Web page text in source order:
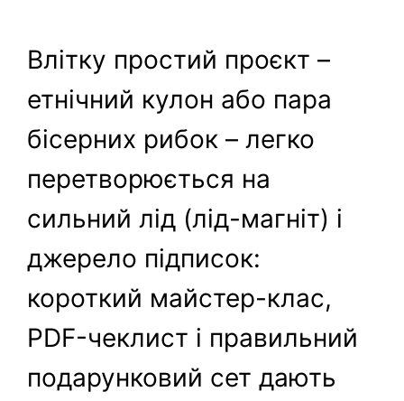
Влітку простий проєкт –
етнічний кулон або пара
бісерних рибок – легко
перетворюється на
сильний лід (лід-магніт) і
джерело підписок:
короткий майстер-клас,
PDF-чеклист і правильний
подарунковий сет дають